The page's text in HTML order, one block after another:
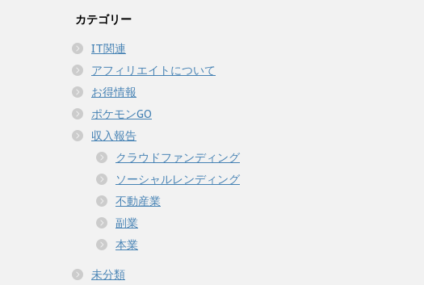
カテゴリー
IT関連
アフィリエイトについて
お得情報
ポケモンGO
収入報告
クラウドファンディング
ソーシャルレンディング
不動産業
副業
本業
未分類